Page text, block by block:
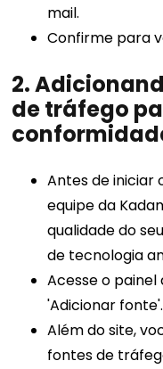
mail.
Confirme para
2.
de tráfego
Antes de iniciar
equipe da
qualidade do
de tecnologia
Acesse o
'Adicionar fonte'.
Além do site,
fontes de